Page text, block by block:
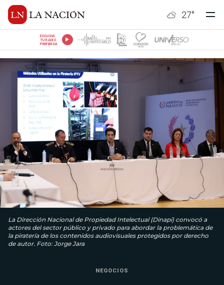
27°
ESCUCHÁ
TU RADIO
PREFERIDA
La Dirección Nacional de Propiedad Intelectual (Dinapi) convocó a
actores del sector público y privado para abordar la problemática de
la piratería de los contenidos audiovisuales protegidos por derecho
de autor. Foto: Jorge Jara
NEGOCIOS